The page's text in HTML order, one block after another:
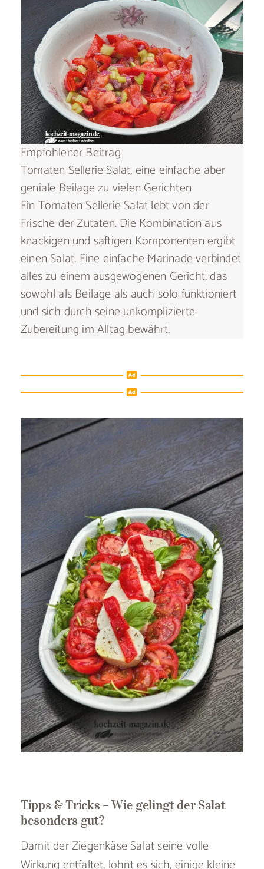
Empfohlener Beitrag
Tomaten Sellerie Salat, eine einfache aber
geniale Beilage zu vielen Gerichten
Ein Tomaten Sellerie Salat lebt von der
Frische der Zutaten. Die Kombination aus
knackigen und saftigen Komponenten ergibt
einen Salat. Eine einfache Marinade verbindet
alles zu einem ausgewogenen Gericht, das
sowohl als Beilage als auch solo funktioniert
und sich durch seine unkomplizierte
Zubereitung im Alltag bewährt.
Tipps & Tricks – Wie gelingt der Salat
besonders gut?
Damit der Ziegenkäse Salat seine volle